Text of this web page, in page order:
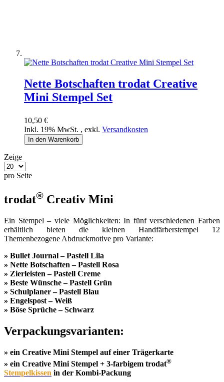
Nette Botschaften trodat Creative
Mini Stempel Set
10,50 €
Inkl. 19% MwSt. , exkl. Versandkosten
In den Warenkorb
Zeige
pro Seite
trodat® Creativ Mini
Ein Stempel – viele Möglichkeiten: In fünf verschiedenen Farben
erhältlich bieten die kleinen Handfärberstempel 12
Themenbezogene Abdruckmotive pro Variante:
» Bullet Journal – Pastell Lila
» Nette Botschaften – Pastell Rosa
» Zierleisten – Pastell Creme
» Beste Wünsche – Pastell Grün
» Schulplaner – Pastell Blau
» Engelspost – Weiß
» Böse Sprüche – Schwarz
Verpackungsvarianten:
» ein Creative Mini Stempel auf einer Trägerkarte
» ein Creative Mini Stempel + 3-farbigem trodat®
Stempelkissen in der Kombi-Packung